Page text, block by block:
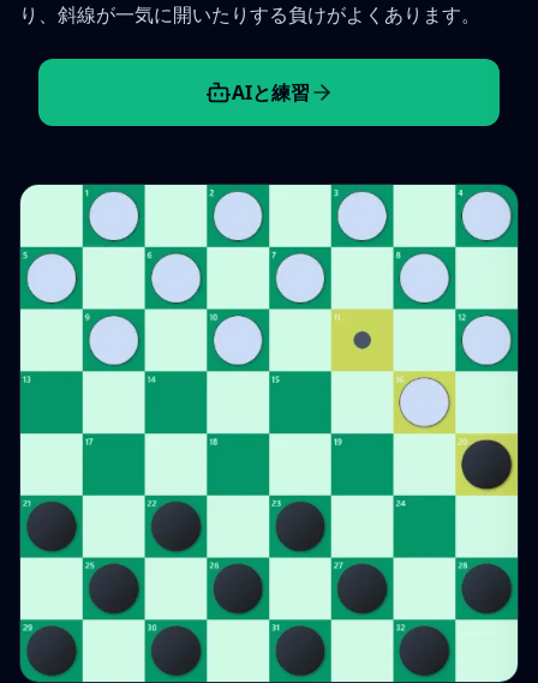
り、斜線が一気に開いたりする負けがよくあります。
AIと練習